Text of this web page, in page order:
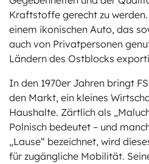
Kraftstoffe gerecht zu
einem ikonischen Auto, das
auch von Privatpersonen
Ländern des Ostblocks
In den 1970er Jahren bringt
den Markt, ein kleines
Haushalte. Zärtlich als
Polnisch bedeutet – und
„Lause“ bezeichnet, wird
für zugängliche Mobilität.